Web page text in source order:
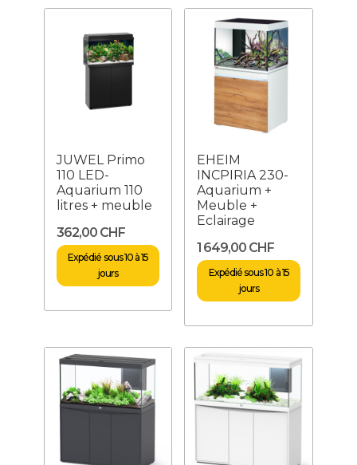
JUWEL Primo
110 LED-
Aquarium 110
litres + meuble
362,00 CHF
Expédié sous 10 à 15
jours
EHEIM
INCPIRIA 230-
Aquarium +
Meuble +
Eclairage
1 649,00 CHF
Expédié sous 10 à 15
jours